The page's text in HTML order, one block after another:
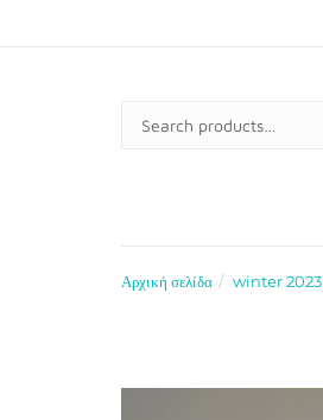
FOR:
Αρχική σελίδα winter 2023